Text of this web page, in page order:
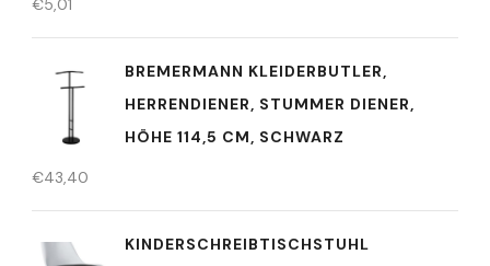
€5,01
BREMERMANN KLEIDERBUTLER,
HERRENDIENER, STUMMER DIENER,
HÖHE 114,5 CM, SCHWARZ
€43,40
KINDERSCHREIBTISCHSTUHL